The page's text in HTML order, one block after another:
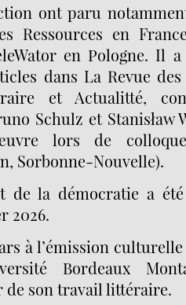
ont paru
Ressources en
en Pologne. Il
dans La Revue
et Actualitté,
Schulz et
lors de
Sorbonne-Nouvelle).
de la démocratie a
2026.
à l’émission
Bordeaux
son travail littéraire.